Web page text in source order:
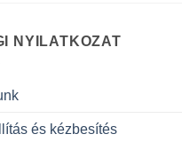
NYILATKOZAT
és kézbesítés